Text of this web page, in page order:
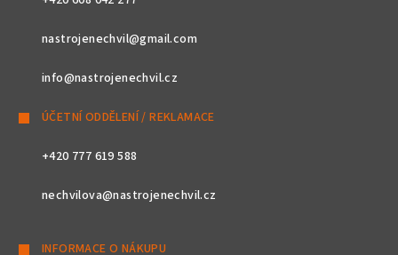
nastrojenechvil@gmail.com
info@nastrojenechvil.cz
ÚČETNÍ ODDĚLENÍ / REKLAMACE
+420 777 619 588
nechvilova@nastrojenechvil.cz
INFORMACE O NÁKUPU